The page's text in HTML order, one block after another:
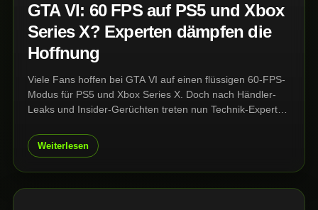
GTA VI: 60 FPS auf PS5 und Xbox
Series X? Experten dämpfen die
Hoffnung
Viele Fans hoffen bei GTA VI auf einen flüssigen 60-FPS-
Modus für PS5 und Xbox Series X. Doch nach Händler-
Leaks und Insider-Gerüchten treten nun Technik-Experten
aktuelle Konsolen vor allem beim Prozessor zu viel
verlangen.
Weiterlesen